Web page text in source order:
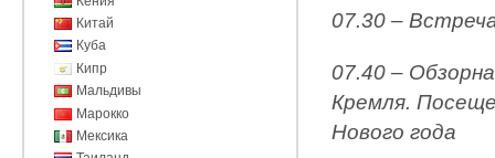
07.30 –
07.40 –
Кремля.
Нового года
Китай
Куба
Кипр
Мальдивы
Марокко
Мексика